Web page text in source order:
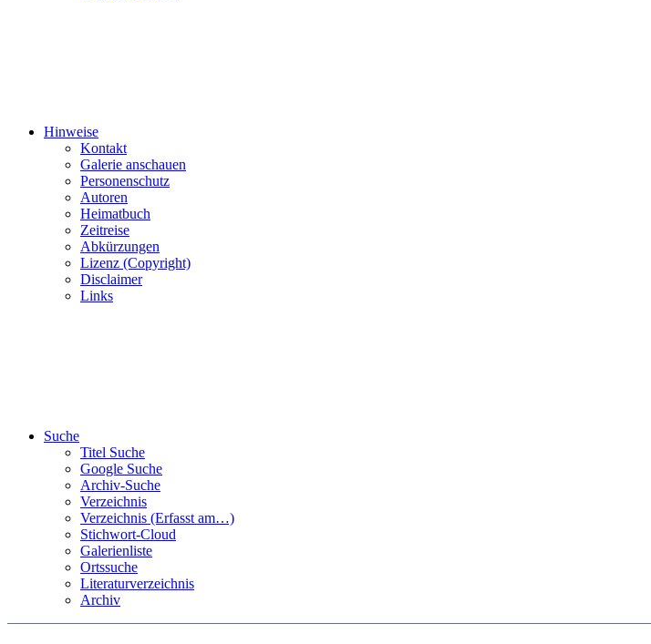
Hinweise
Kontakt
Galerie anschauen
Personenschutz
Autoren
Heimatbuch
Zeitreise
Abkürzungen
Lizenz (Copyright)
Disclaimer
Links
Suche
Titel Suche
Google Suche
Archiv-Suche
Verzeichnis
Verzeichnis (Erfasst am…)
Stichwort-Cloud
Galerienliste
Ortssuche
Literaturverzeichnis
Archiv